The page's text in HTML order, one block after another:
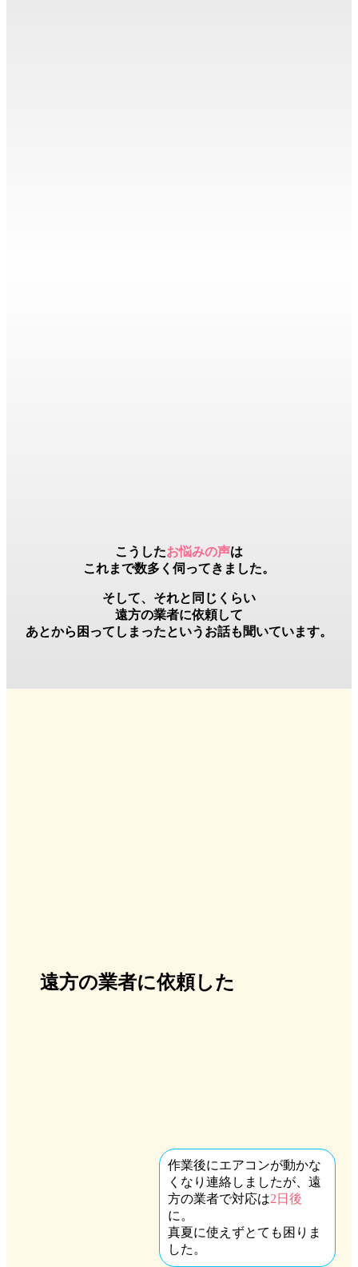
こうしたお悩みの声は
これまで数多く伺ってきました。
そして、それと同じくらい
遠方の業者に依頼して
あとから困ってしまったというお話も聞いています。
遠方の業者に依頼した
作業後にエアコンが動かな
くなり連絡しましたが、遠
方の業者で対応は2日後
に。
真夏に使えずとても困りま
した。